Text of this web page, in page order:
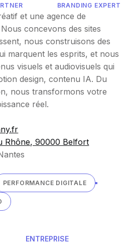
BRANDING EXPERT
et une agence de
concevons des sites
nous construisons des
marquent les esprits, et nous
visuels et audiovisuels qui
design, contenu IA. Du
nous transformons votre
réel.
Rhône, 90000 Belfort
PERFORMANCE DIGITALE
ENTREPRISE